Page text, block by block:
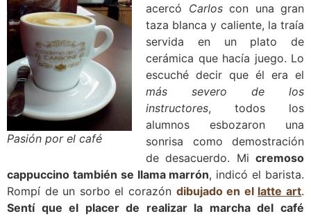
Pasión por el café
acercó Carloscon una gran
taza blanca y caliente, la traía
servida en un plato de
cerámica que hacía juego. Lo
escuché decir que él era el
más severo de los
instructores, todos los
alumnos esbozaron una
sonrisa como demostración
de desacuerdo. Mi cremoso
cappuccino también se llama marrón, indicó el barista.
Rompí de un sorbo el corazón dibujado en el latte art.
Sentí que el placer de realizar la marcha del café